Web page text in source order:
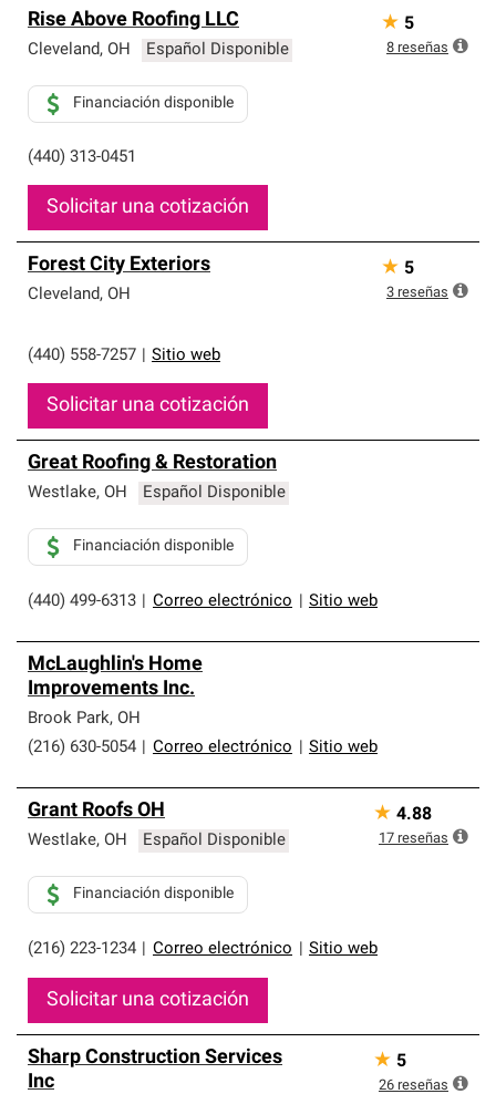
Rise Above Roofing LLC
Cleveland, OH Español Disponible
(440) 313-0451
Financiación disponible
Solicitar una cotización
★ 5
8 reseñas
Forest City Exteriors
Cleveland, OH
(440) 558-7257 Sitio web
Solicitar una cotización
★ 5
3 reseñas
Great Roofing & Restoration
Westlake, OH Español Disponible
(440) 499-6313 Correo electrónico Sitio web
Financiación disponible
McLaughlin's Home
Improvements Inc.
Brook Park, OH
(216) 630-5054
Correo electrónico Sitio web
Grant Roofs OH
Westlake, OH Español Disponible
(216) 223-1234 Correo electrónico Sitio web
Financiación disponible
Solicitar una cotización
★ 4.88
17 reseñas
Sharp Construction Services
Inc
★ 5
26 reseñas